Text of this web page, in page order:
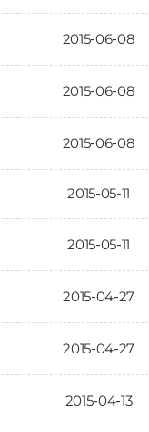
2015-06-08
2015-06-08
2015-06-08
2015-05-11
2015-05-11
2015-04-27
2015-04-27
2015-04-13